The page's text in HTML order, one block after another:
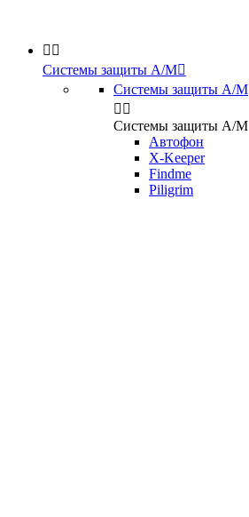
 
Системы защиты А/М
Системы защиты А/М
 
Системы защиты А/М
Автофон
X-Keeper
Findme
Piligrim